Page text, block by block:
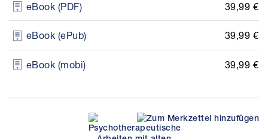
eBook (PDF) 39,99 €
eBook (ePub) 39,99 €
eBook (mobi) 39,99 €